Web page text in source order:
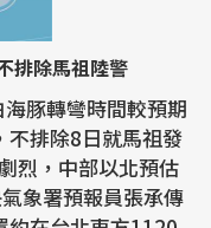
發海警不排除馬祖陸警
豚轉彎時間較預期
不排除8日就馬祖發
烈，中部以北預估